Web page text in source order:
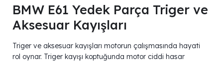
BMW E61 Yedek Parça Triger ve
Aksesuar Kayışları
Triger ve aksesuar kayışları motorun çalışmasında hayati
rol oynar. Triger kayışı koptuğunda motor ciddi hasar